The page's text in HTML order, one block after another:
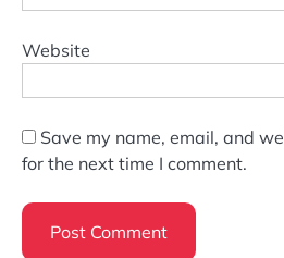
Website
Save my name, email, and
for the next time I comment.